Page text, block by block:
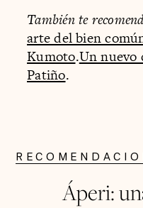
También te
arte del bien
Kumoto.Un nuevo
Patiño.
Áperi: